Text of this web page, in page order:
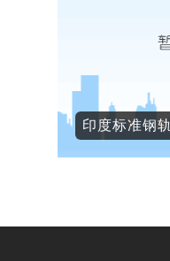
印度标准钢轨